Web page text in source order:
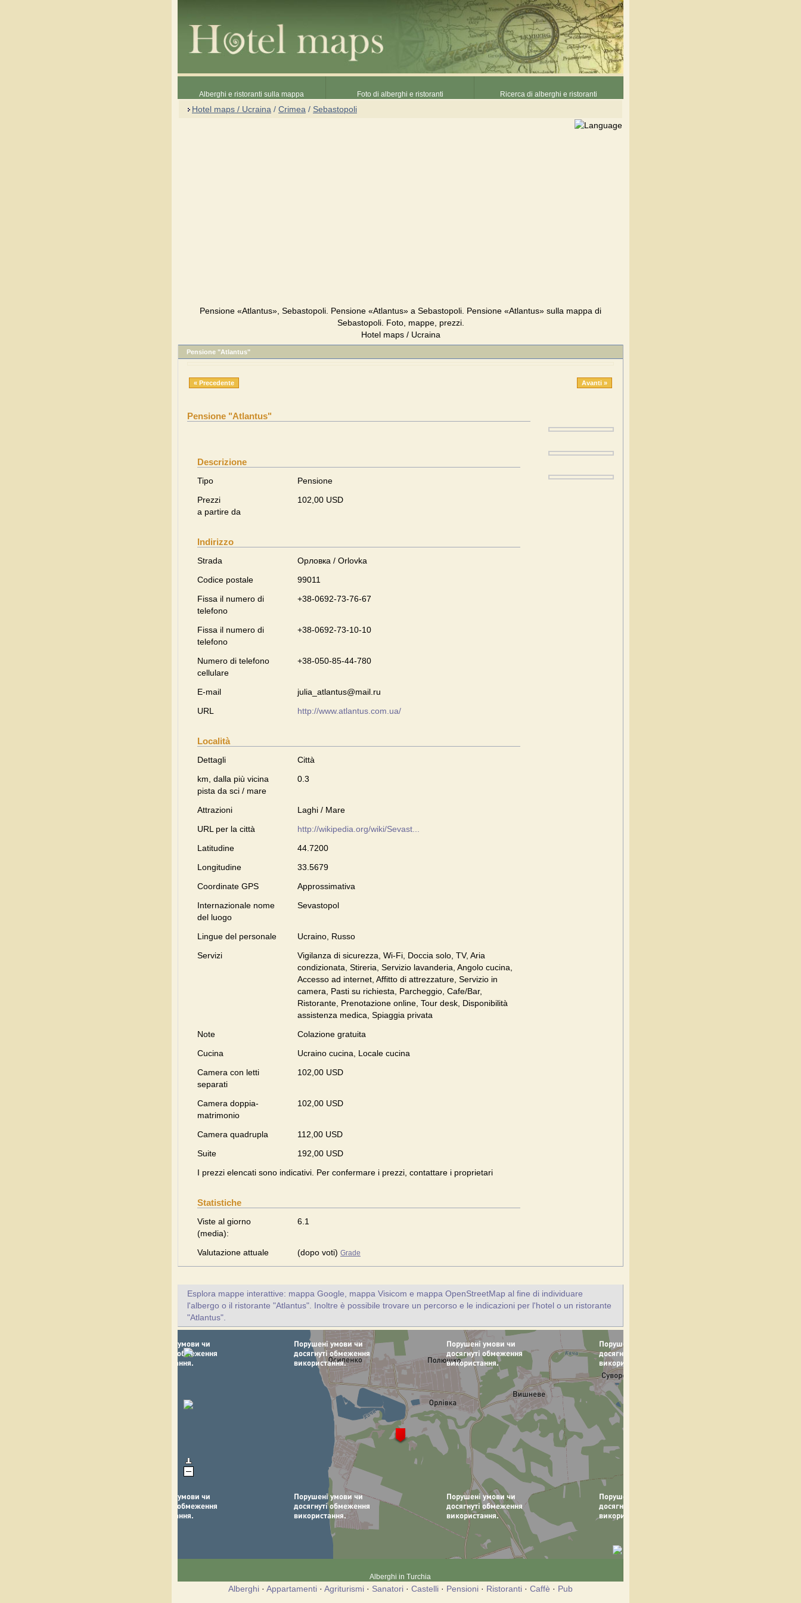
Alberghi e ristoranti sulla mappa Foto di alberghi e ristoranti Ricerca di alberghi e ristoranti
Hotel maps / Ucraina / Crimea / Sebastopoli
Pensione «Atlantus», Sebastopoli. Pensione «Atlantus» a Sebastopoli. Pensione «Atlantus» sulla mappa di
Sebastopoli. Foto, mappe, prezzi.
Hotel maps / Ucraina
Pensione "Atlantus"
« Precedente Avanti »
Pensione "Atlantus"
Descrizione
Tipo
Pensione
Prezzi
a partire da
102,00 USD
Indirizzo
Strada
Орловка / Orlovka
Codice postale
99011
Fissa il numero di
telefono
+38-0692-73-76-67
Fissa il numero di
telefono
+38-0692-73-10-10
Numero di telefono
cellulare
+38-050-85-44-780
E-mail
julia_atlantus@mail.ru
URL
http://www.atlantus.com.ua/
Località
Dettagli
Città
km, dalla più vicina
pista da sci / mare
0.3
Attrazioni
Laghi / Mare
URL per la città
http://wikipedia.org/wiki/Sevast...
Latitudine
44.7200
Longitudine
33.5679
Coordinate GPS
Approssimativa
Internazionale nome
del luogo
Sevastopol
Lingue del personale
Ucraino, Russo
Servizi
Vigilanza di sicurezza, Wi-Fi, Doccia solo, TV, Aria
condizionata, Stireria, Servizio lavanderia, Angolo cucina,
Accesso ad internet, Affitto di attrezzature, Servizio in
camera, Pasti su richiesta, Parcheggio, Cafe/Bar,
Ristorante, Prenotazione online, Tour desk, Disponibilità
assistenza medica, Spiaggia privata
Note
Colazione gratuita
Cucina
Ucraino cucina, Locale cucina
Camera con letti
separati
102,00 USD
Camera doppia-
matrimonio
102,00 USD
Camera quadrupla
112,00 USD
Suite
192,00 USD
I prezzi elencati sono indicativi. Per confermare i prezzi, contattare i proprietari
Statistiche
Viste al giorno
(media):
6.1
Valutazione attuale (dopo voti) Grade
Esplora mappe interattive: mappa Google, mappa Visicom e mappa OpenStreetMap al fine di individuare
l'albergo o il ristorante "Atlantus". Inoltre è possibile trovare un percorso e le indicazioni per l'hotel o un ristorante
"Atlantus".
Alberghi in Turchia
Alberghi · Appartamenti · Agriturismi · Sanatori · Castelli · Pensioni · Ristoranti · Caffè · Pub